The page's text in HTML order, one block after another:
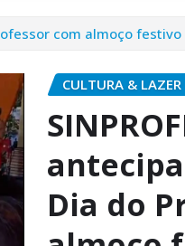
com almoço festivo
CULTURA & LAZER
Dia do